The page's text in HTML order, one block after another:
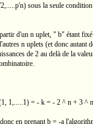
sous la seule
d'un n uplet, " b" étant
n uplets (et donc autant
de 2 au delà de la
1,.....1) = - k = - 2 ^ n + 3 ^ n.
en prenant b = -a